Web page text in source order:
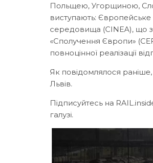
Польщею, Угорщиною,
виступають: Європейське
середовища (CINEA), що
«Сполучення Європи»
повноцінної реалізації
Як повідомлялося
Львів.
Підписуйтесь на
галузі.